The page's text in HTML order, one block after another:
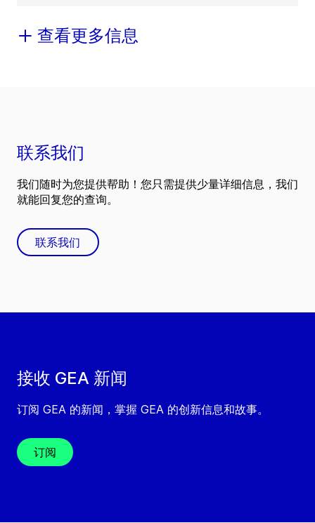
查看更多信息
接收 GEA 新闻
订阅 GEA 的新闻，掌握 GEA 的创新信息和故事。
订阅
联系我们
我们随时为您提供帮助！您只需提供少量详细信息，我们
就能回复您的查询。
联系我们